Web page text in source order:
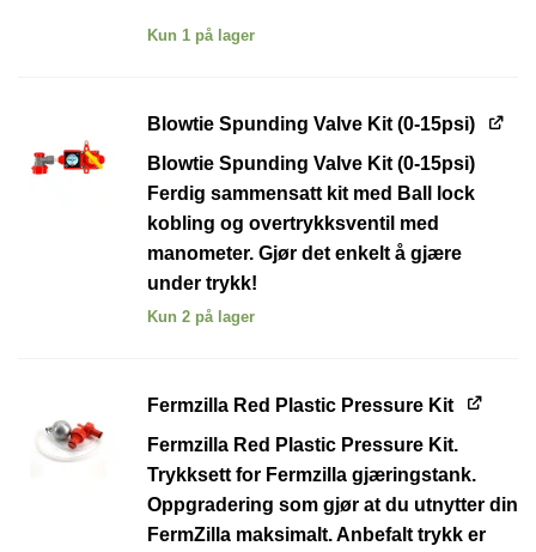
Kun 1 på lager
Blowtie Spunding Valve Kit (0-15psi)
Blowtie Spunding Valve Kit (0-15psi)
Ferdig sammensatt kit med Ball lock
kobling og overtrykksventil med
manometer. Gjør det enkelt å gjære
under trykk!
Kun 2 på lager
Fermzilla Red Plastic Pressure Kit
Fermzilla Red Plastic Pressure Kit.
Trykksett for Fermzilla gjæringstank.
Oppgradering som gjør at du utnytter din
FermZilla maksimalt. Anbefalt trykk er